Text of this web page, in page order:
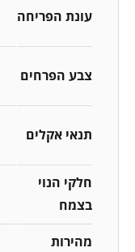
עונת הפריחה
צבע הפרחים
תנאי אקלים
חלקי הנוי
בצמח
מהירות